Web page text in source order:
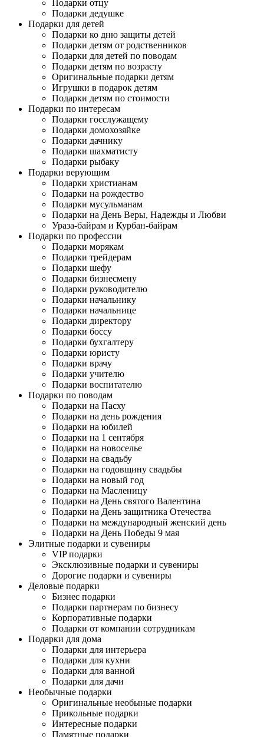
Подарки отцу
Подарки дедушке
Подарки для детей
Подарки ко дню защиты детей
Подарки детям от родственников
Подарки для детей по поводам
Подарки детям по возрасту
Оригинальные подарки детям
Игрушки в подарок детям
Подарки детям по стоимости
Подарки по интересам
Подарки госслужащему
Подарки домохозяйке
Подарки дачнику
Подарки шахматисту
Подарки рыбаку
Подарки верующим
Подарки христианам
Подарки на рождество
Подарки мусульманам
Подарки на День Веры, Надежды и Любви
Ураза-байрам и Курбан-байрам
Подарки по профессии
Подарки морякам
Подарки трейдерам
Подарки шефу
Подарки бизнесмену
Подарки руководителю
Подарки начальнику
Подарки начальнице
Подарки директору
Подарки боссу
Подарки бухгалтеру
Подарки юристу
Подарки врачу
Подарки учителю
Подарки воспитателю
Подарки по поводам
Подарки на Пасху
Подарки на день рождения
Подарки на юбилей
Подарки на 1 сентября
Подарки на новоселье
Подарки на свадьбу
Подарки на годовщину свадьбы
Подарки на новый год
Подарки на Масленицу
Подарки на День святого Валентина
Подарки на День защитника Отечества
Подарки на международный женский день
Подарки на День Победы 9 мая
Элитные подарки и сувениры
VIP подарки
Эксклюзивные подарки и сувениры
Дорогие подарки и сувениры
Деловые подарки
Бизнес подарки
Подарки партнерам по бизнесу
Корпоративные подарки
Подарки от компании сотрудникам
Подарки для дома
Подарки для интерьера
Подарки для кухни
Подарки для ванной
Подарки для дачи
Необычные подарки
Оригинальные необыные подарки
Прикольные подарки
Интересные подарки
Памятные подарки